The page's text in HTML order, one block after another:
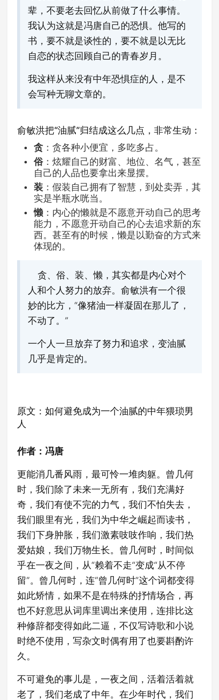
辈，不要老去回忆从前做了什么事情。
我认为这就是冯唐自己的恐惧。他写的
书，要不就是谈性的，要不就是以无比
自恋的状态回顾自己的青春岁月。
我这样从来没有中年恐惧症的人，是不
会写种无聊文章的。
​俞敏洪把“油腻”归结成这么几点，非常生动：
贪 ：贪各种小便宜，多吃多占。
俗：炫耀自己的财富、地位、名气，甚至
自己的人品也要拿出来显摆。
装 ：假装自己拥有了智慧，到处卖弄，其
实是半瓶水咣当。
懒 ：内心的懒就是不愿意开动自己的思考
能力，不愿意开动自己的心去追求新的东
西。甚至有的时候，懒是以勤奋的方式来
体现的。
贪、俗、装、懒，其实都是内心对个
人和个人努力的放弃。俞敏洪有一个很
妙的比方，“像猪油一样凝固在那儿了，
不动了。”
一个人一旦放弃了努力和追求，变油腻
几乎是肯定的。
原文：如何避免成为一个油腻的中年猥琐男
人
作者：冯唐
更能消几番风雨，最可怜一堆肉躯。曾几何
时，我们除了未来一无所有，我们充满好
奇，我们有使不完的力气，我们不怕失去，
我们眼里有光，我们为中华之崛起而读书，
我们下身肿胀，我们激素吱吱作响，我们热
爱姑娘，我们万物生长。曾几何时，时间似
乎在一夜之间，从“赖着不走“变成“从不停
留”。曾几何时，连“曾几何时”这个词都变得
如此矫情，如果不是在特殊的抒情场合，再
也不好意思从词库里调出来使用，连排比这
种修辞都变得如此二逼，不仅写诗歌和小说
时绝不使用，写杂文时偶有用了也要斟酌许
久。
不可避免的事儿是，一夜之间，活着活着就
老了，我们老成了中年。在少年时代，我们